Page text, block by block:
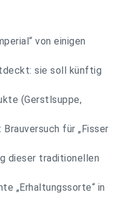
von einigen
sie soll künftig
(Gerstlsuppe,
für „Fisser
dieser traditionellen
„Erhaltungssorte“ in